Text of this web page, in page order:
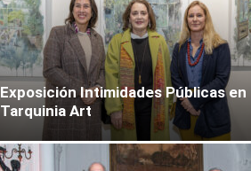
Exposición Intimidades Públicas en
Tarquinia Art